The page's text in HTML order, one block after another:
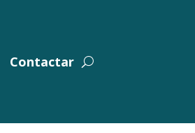
Contactar